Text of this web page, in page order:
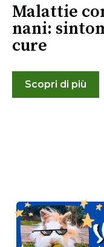
Malattie
nani:
cure
Scopri di più